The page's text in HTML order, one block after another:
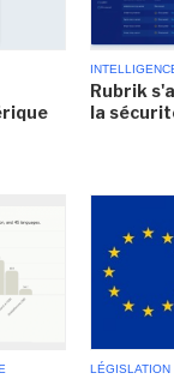
Rubrik
la
LÉGISLATION